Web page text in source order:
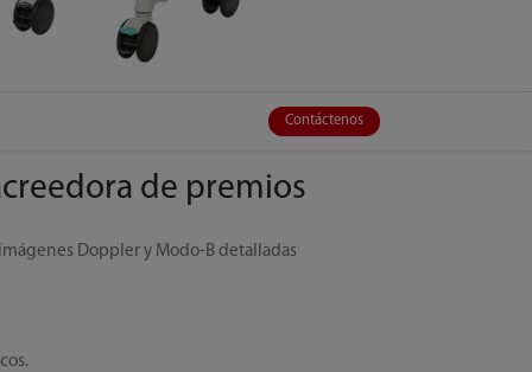
Contáctenos
de premios
Doppler y Modo-B detalladas